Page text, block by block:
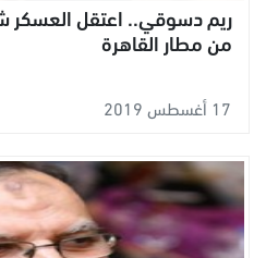
ريم دسوقي.. اعتقل العسكر
من مطار القاهرة
17 أغسطس 2019